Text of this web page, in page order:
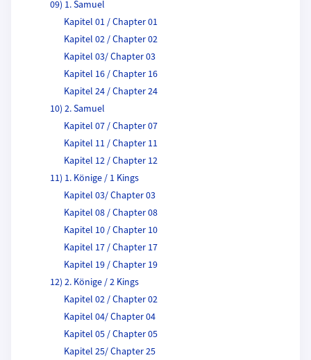
09) 1. Samuel
Kapitel 01 / Chapter 01
Kapitel 02 / Chapter 02
Kapitel 03/ Chapter 03
Kapitel 16 / Chapter 16
Kapitel 24 / Chapter 24
10) 2. Samuel
Kapitel 07 / Chapter 07
Kapitel 11 / Chapter 11
Kapitel 12 / Chapter 12
11) 1. Könige / 1 Kings
Kapitel 03/ Chapter 03
Kapitel 08 / Chapter 08
Kapitel 10 / Chapter 10
Kapitel 17 / Chapter 17
Kapitel 19 / Chapter 19
12) 2. Könige / 2 Kings
Kapitel 02 / Chapter 02
Kapitel 04/ Chapter 04
Kapitel 05 / Chapter 05
Kapitel 25/ Chapter 25